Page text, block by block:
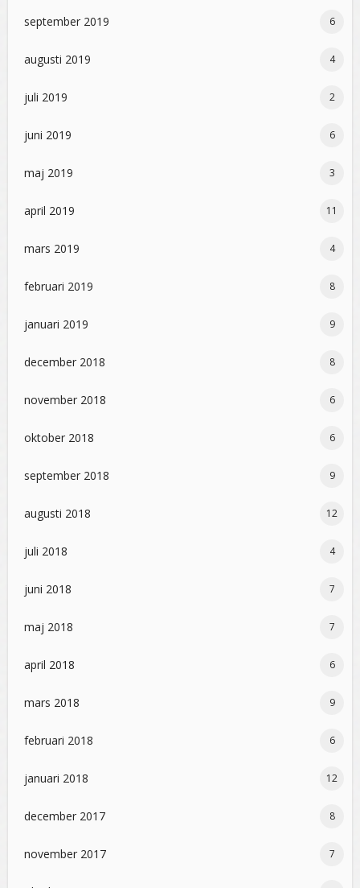
september 2019 6
augusti 2019 4
juli 2019 2
juni 2019 6
maj 2019 3
april 2019 11
mars 2019 4
februari 2019 8
januari 2019 9
december 2018 8
november 2018 6
oktober 2018 6
september 2018 9
augusti 2018 12
juli 2018 4
juni 2018 7
maj 2018 7
april 2018 6
mars 2018 9
februari 2018 6
januari 2018 12
december 2017 8
november 2017 7